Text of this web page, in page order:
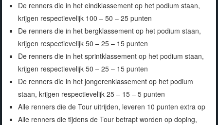
De renners die in het eindklassement op het podium staan,
krijgen respectievelijk 100 – 50 – 25 punten
De renners die in het bergklassement op het podium staan,
krijgen respectievelijk 50 – 25 – 15 punten
De renners die in het sprintklassement op het podium staan,
krijgen respectievelijk 50 – 25 – 15 punten
De renners die in het jongerenklassement op het podium
staan, krijgen respectievelijk 25 – 15 – 5 punten
Alle renners die de Tour uitrijden, leveren 10 punten extra op
Alle renners die tijdens de Tour betrapt worden op doping,